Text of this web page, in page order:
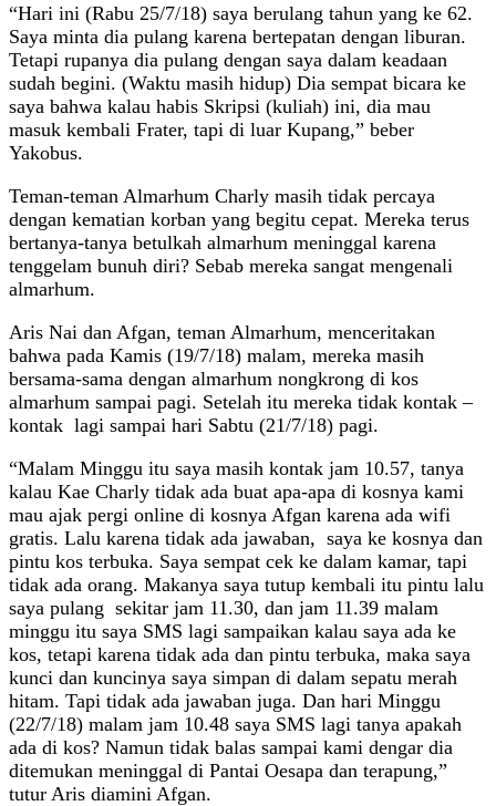
“Hari ini (Rabu 25/7/18) saya berulang tahun yang ke 62.
Saya minta dia pulang karena bertepatan dengan liburan.
Tetapi rupanya dia pulang dengan saya dalam keadaan
sudah begini. (Waktu masih hidup) Dia sempat bicara ke
saya bahwa kalau habis Skripsi (kuliah) ini, dia mau
masuk kembali Frater, tapi di luar Kupang,” beber
Yakobus.
Teman-teman Almarhum Charly masih tidak percaya
dengan kematian korban yang begitu cepat. Mereka terus
bertanya-tanya betulkah almarhum meninggal karena
tenggelam bunuh diri? Sebab mereka sangat mengenali
almarhum.
Aris Nai dan Afgan, teman Almarhum, menceritakan
bahwa pada Kamis (19/7/18) malam, mereka masih
bersama-sama dengan almarhum nongkrong di kos
almarhum sampai pagi. Setelah itu mereka tidak kontak –
kontak lagi sampai hari Sabtu (21/7/18) pagi.
“Malam Minggu itu saya masih kontak jam 10.57, tanya
kalau Kae Charly tidak ada buat apa-apa di kosnya kami
mau ajak pergi online di kosnya Afgan karena ada wifi
gratis. Lalu karena tidak ada jawaban, saya ke kosnya dan
pintu kos terbuka. Saya sempat cek ke dalam kamar, tapi
tidak ada orang. Makanya saya tutup kembali itu pintu lalu
saya pulang sekitar jam 11.30, dan jam 11.39 malam
minggu itu saya SMS lagi sampaikan kalau saya ada ke
kos, tetapi karena tidak ada dan pintu terbuka, maka saya
kunci dan kuncinya saya simpan di dalam sepatu merah
hitam. Tapi tidak ada jawaban juga. Dan hari Minggu
(22/7/18) malam jam 10.48 saya SMS lagi tanya apakah
ada di kos? Namun tidak balas sampai kami dengar dia
ditemukan meninggal di Pantai Oesapa dan terapung,”
tutur Aris diamini Afgan.